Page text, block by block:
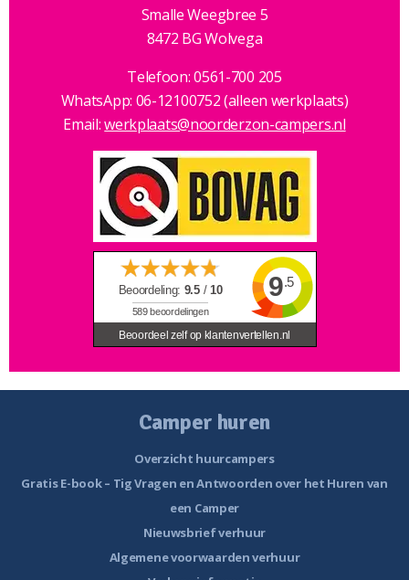
Smalle Weegbree 5
8472 BG Wolvega
Telefoon: 0561-700 205
WhatsApp: 06-12100752 (alleen werkplaats)
Email:werkplaats@noorderzon-campers.nl
Beoordeling: 9.5/ 10
589beoordelingen
9.5
Beoordeel zelf op klantenvertellen.nl
Camper huren
Overzicht huurcampers
Gratis E-book – Tig Vragen en Antwoorden over het Huren van
een Camper
Nieuwsbrief verhuur
Algemene voorwaarden verhuur